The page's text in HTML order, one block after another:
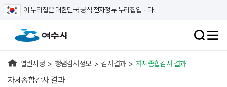
이 누리집은 대한민국 공식 전자정부 누리집입니다.
열린시정 > 청렴감사정보 > 감사결과 > 자체종합감사 결과
자체종합감사 결과